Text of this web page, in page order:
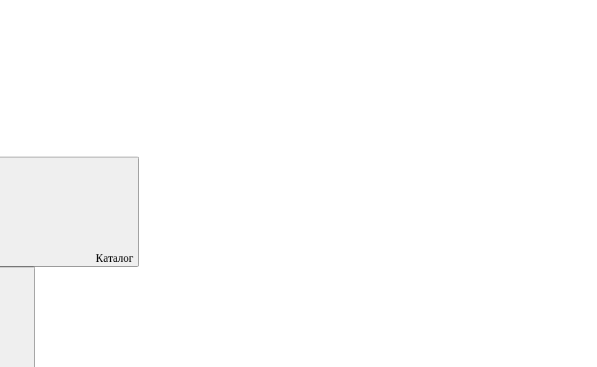
Каталог